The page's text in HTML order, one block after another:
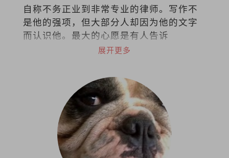
自称不务正业到非常专业的律师。写作不
是他的强项，但大部分人却因为他的文字
而认识他。最大的心愿是有人告诉
他：“我是因为你的文章而爱上阅读
展开更多